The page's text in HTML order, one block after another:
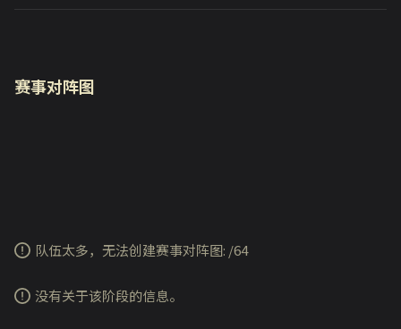
赛事对阵图
队伍太多，无法创建赛事对阵图: /64
没有关于该阶段的信息。